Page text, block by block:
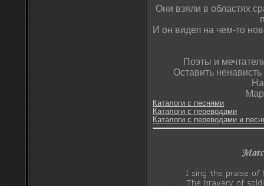
Они взяли в областях
И он видел на чем-то
Поэты и
Оставить
Каталоги с песнями
Каталоги с переводами
Каталоги с переводами и